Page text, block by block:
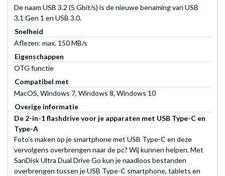
De naam USB 3.2 (5 Gbit/s) is de nieuwe benaming van USB
3.1 Gen 1 en USB 3.0.
Snelheid
Aflezen: max. 150 MB/s
Eigenschappen
OTG functie
Compatibel met
MacOS, Windows 7, Windows 8, Windows 10
Overige informatie
De 2-in-1 flashdrive voor je apparaten met USB Type-C en
Type-A
Foto’s maken op je smartphone met USB Type-C en deze
vervolgens overbrengen naar de pc? Wij kunnen helpen. Met
SanDisk Ultra Dual Drive Go kun je naadloos bestanden
overbrengen tussen je USB Type-C smartphone, tablets en